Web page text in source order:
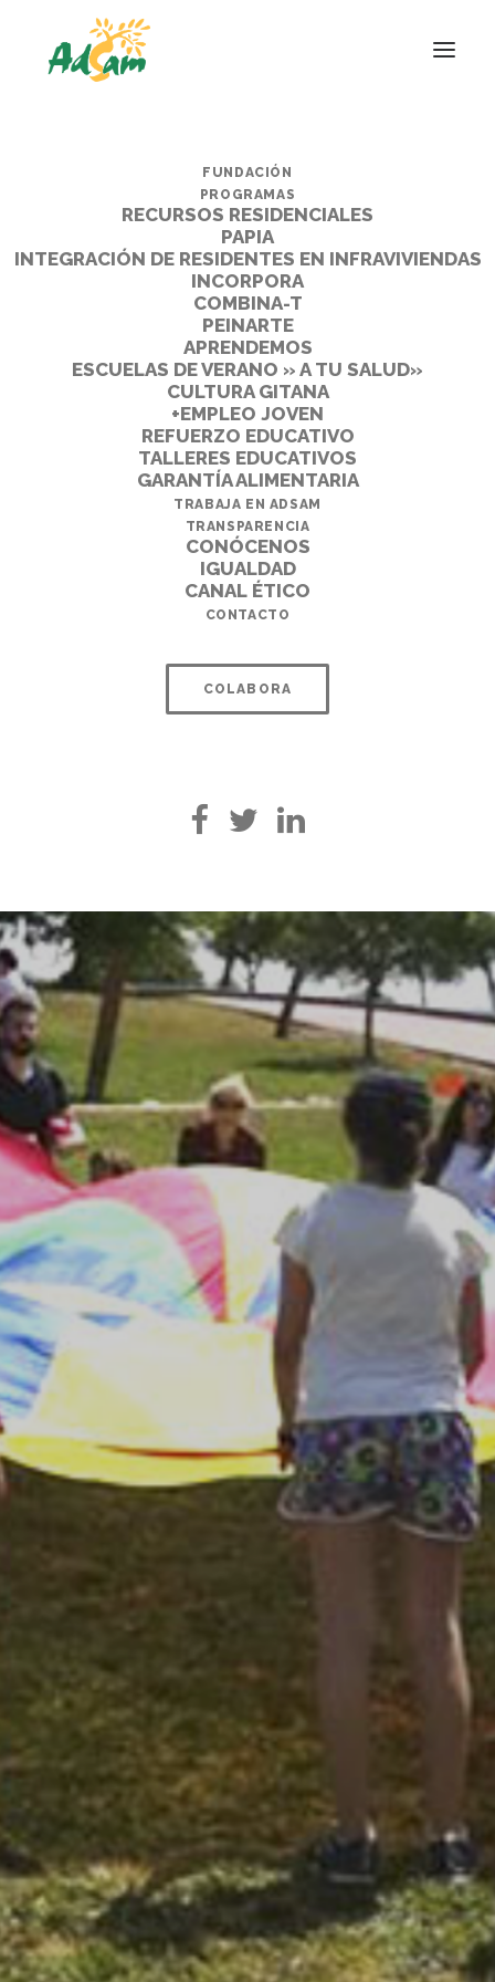
FUNDACIÓN
PROGRAMAS
RECURSOS RESIDENCIALES
PAPIA
INTEGRACIÓN DE RESIDENTES EN INFRAVIVIENDAS
INCORPORA
COMBINA-T
PEINARTE
APRENDEMOS
ESCUELAS DE VERANO » A TU SALUD»
CULTURA GITANA
+EMPLEO JOVEN
REFUERZO EDUCATIVO
TALLERES EDUCATIVOS
GARANTÍA ALIMENTARIA
TRABAJA EN ADSAM
TRANSPARENCIA
CONÓCENOS
IGUALDAD
CANAL ÉTICO
CONTACTO
COLABORA